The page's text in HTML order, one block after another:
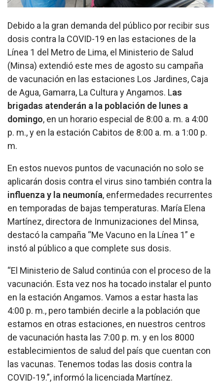
Debido a la gran demanda del público por recibir sus
dosis contra la COVID-19 en las estaciones de la
Línea 1 del Metro de Lima, el Ministerio de Salud
(Minsa) extendió este mes de agosto su campaña
de vacunación en las estaciones Los Jardines, Caja
de Agua, Gamarra, La Cultura y Angamos. Las
brigadas atenderán a la población de lunes a
domingo, en un horario especial de 8:00 a. m. a 4:00
p. m., y en la estación Cabitos de 8:00 a. m. a 1:00 p.
m.
En estos nuevos puntos de vacunación no solo se
aplicarán dosis contra el virus sino también contra la
influenza y la neumonía, enfermedades recurrentes
en temporadas de bajas temperaturas. María Elena
Martínez, directora de Inmunizaciones del Minsa,
destacó la campaña “Me Vacuno en la Línea 1” e
instó al público a que complete sus dosis.
“El Ministerio de Salud continúa con el proceso de la
vacunación. Esta vez nos ha tocado instalar el punto
en la estación Angamos. Vamos a estar hasta las
4:00 p. m., pero también decirle a la población que
estamos en otras estaciones, en nuestros centros
de vacunación hasta las 7:00 p. m. y en los 8000
establecimientos de salud del país que cuentan con
las vacunas. Tenemos todas las dosis contra la
COVID-19.”, informó la licenciada Martínez.